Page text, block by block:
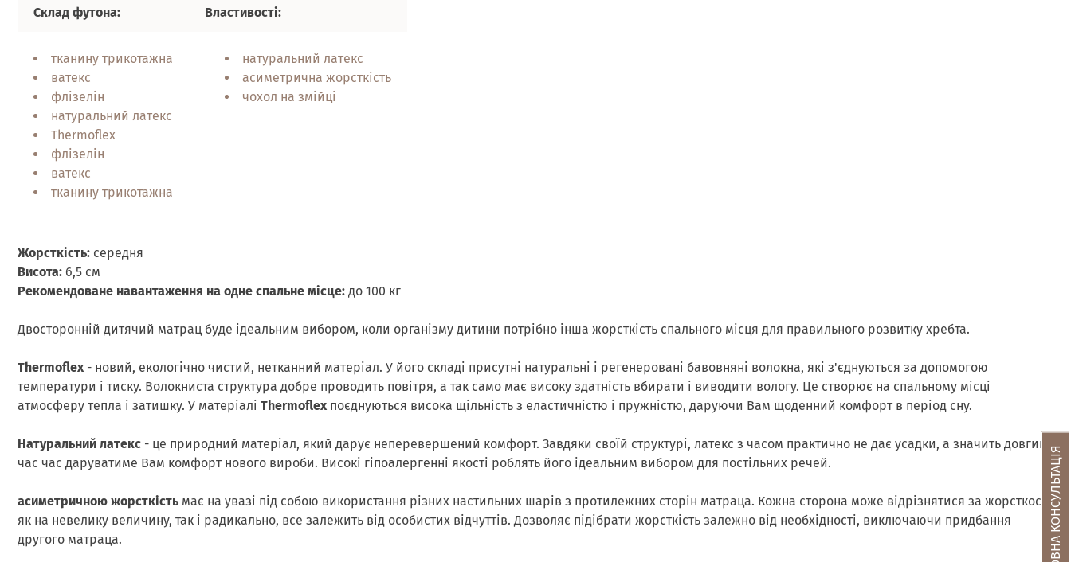
Склад футона: Властивості:
тканину трикотажна
ватекс
флізелін
натуральний латекс
Thermoflex
флізелін
ватекс
тканину трикотажна
натуральний латекс
асиметрична жорсткість
чохол на змійці
Жорсткість: середня
Висота: 6,5 см
Рекомендоване навантаження на одне спальне місце: до 100 кг
Двосторонній дитячий матрац буде ідеальним вибором, коли організму дитини потрібно інша жорсткість спального місця для правильного розвитку хребта.
Thermoflex - новий, екологічно чистий, нетканний матеріал. У його складі присутні натуральні і регенеровані бавовняні волокна, які з'єднуються за допомогою
температури і тиску. Волокниста структура добре проводить повітря, а так само має високу здатність вбирати і виводити вологу. Це створює на спальному місці
атмосферу тепла і затишку. У матеріалі Thermoflex поєднуються висока щільність з еластичністю і пружністю, даруючи Вам щоденний комфорт в період сну.
Натуральний латекс - це природний матеріал, який дарує неперевершений комфорт. Завдяки своїй структурі, латекс з часом практично не дає усадки, а значить довгий
час час даруватиме Вам комфорт нового вироби. Високі гіпоалергенні якості роблять його ідеальним вибором для постільних речей.
асиметричною жорсткість має на увазі під собою використання різних настильних шарів з протилежних сторін матраца. Кожна сторона може відрізнятися за жорсткості
як на невелику величину, так і радикально, все залежить від особистих відчуттів. Дозволяє підібрати жорсткість залежно від необхідності, виключаючи придбання
другого матраца.